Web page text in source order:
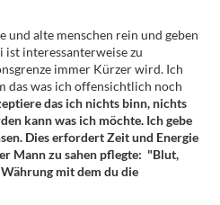
und alte menschen rein und geben
ist interessanterweise zu
immer Kürzer wird. Ich
das was ich offensichtlich noch
das ich nichts binn, nichts
kann was ich möchte. Ich gebe
Dies erfordert Zeit und Energie
Mann zu sahen pflegte: "Blut,
mit dem du die